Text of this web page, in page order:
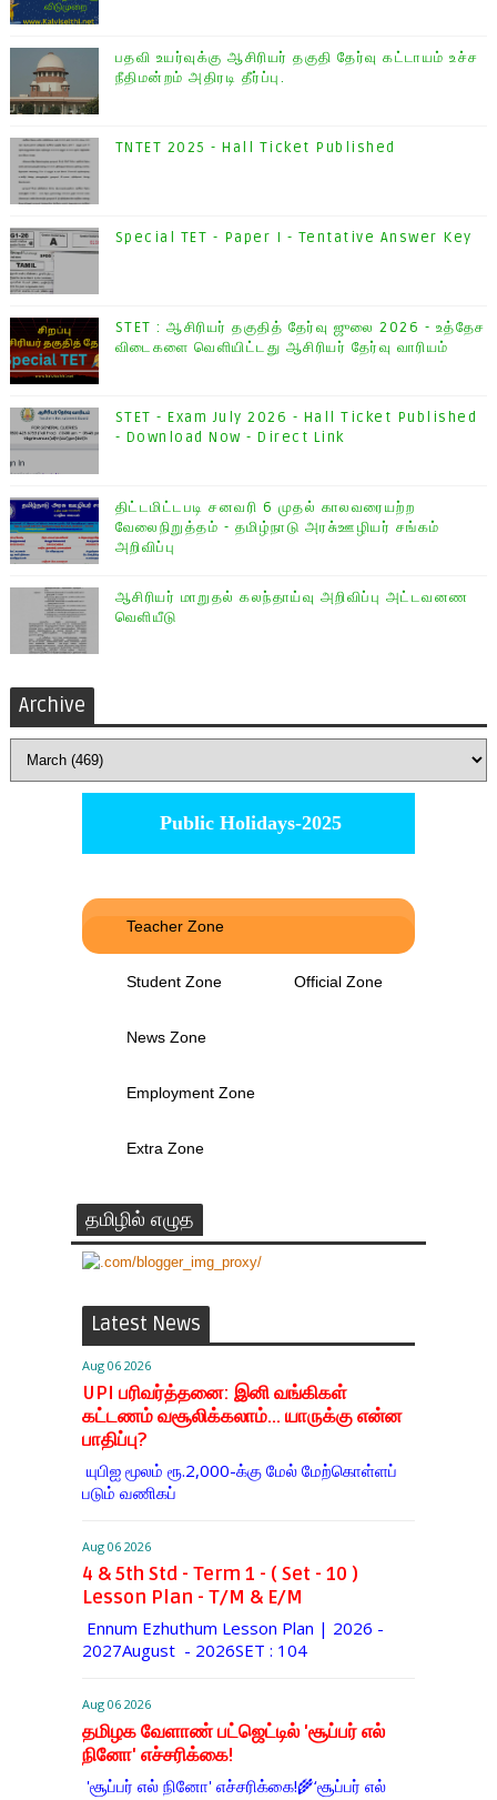
பதவி உயர்வுக்கு ஆசிரியர் தகுதி தேர்வு கட்டாயம் உச்ச
நீதிமன்றம் அதிரடி தீர்ப்பு.
TNTET 2025 - Hall Ticket Published
Special TET - Paper I - Tentative Answer Key
STET : ஆசிரியர் தகுதித் தேர்வு ஜுலை 2026 - உத்தேச
விடைகளை வெளியிட்டது ஆசிரியர் தேர்வு வாரியம்
STET - Exam July 2026 - Hall Ticket Published
- Download Now - Direct Link
திட்டமிட்டபடி சனவரி 6 முதல் காலவரையற்ற
வேலைநிறுத்தம் - தமிழ்நாடு அரசு்ஊழியர் சங்கம்
அறிவிப்பு
ஆசிரியர் மாறுதல் கலந்தாய்வு அறிவிப்பு அட்டவனண
வெளியீடு
Archive
Public Holidays-2025
Teacher Zone
Student Zone Official Zone
News Zone
Employment Zone
Extra Zone
தமிழில் எழுத
Latest News
Aug 06 2026
UPI பரிவர்த்தனை: இனி வங்கிகள்
கட்டணம் வசூலிக்கலாம்... யாருக்கு என்ன
பாதிப்பு?
யுபிஐ மூலம் ரூ.2,000-க்கு மேல் மேற்​கொள்​ளப்​
படும் வணி​கப்
Aug 06 2026
4 & 5th Std - Term 1 - ( Set - 10 )
Lesson Plan - T/M & E/M
Ennum Ezhuthum Lesson Plan | 2026 -
2027August - 2026SET : 104
Aug 06 2026
தமிழக வேளாண் பட்ஜெட்டில் 'சூப்பர் எல்
நினோ' எச்சரிக்கை!
'சூப்பர் எல் நினோ' எச்சரிக்கை!🌾‘சூப்பர் எல்